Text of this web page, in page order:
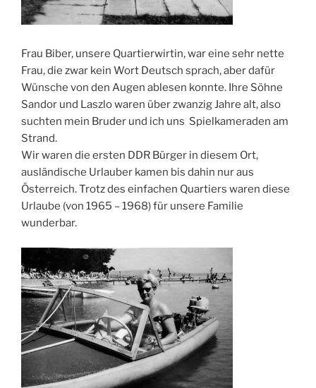
Frau Biber, unsere Quartierwirtin, war eine sehr nette
Frau, die zwar kein Wort Deutsch sprach, aber dafür
Wünsche von den Augen ablesen konnte. Ihre Söhne
Sandor und Laszlo waren über zwanzig Jahre alt, also
suchten mein Bruder und ich uns Spielkameraden am
Strand.
Wir waren die ersten DDR Bürger in diesem Ort,
ausländische Urlauber kamen bis dahin nur aus
Österreich. Trotz des einfachen Quartiers waren diese
Urlaube (von 1965 – 1968) für unsere Familie
wunderbar.